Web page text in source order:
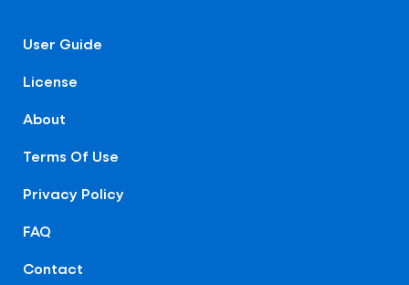
User Guide
License
About
Terms Of Use
Privacy Policy
FAQ
Contact